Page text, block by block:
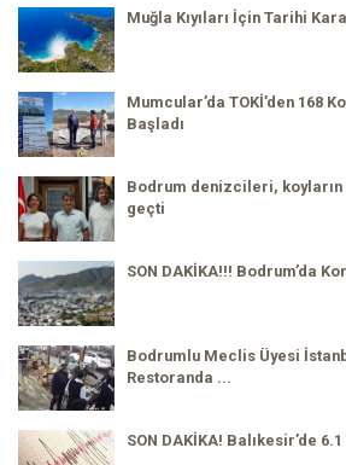
Muğla Kıyıları İçin Tarihi
Mumcular’da TOKİ’den 168
Başladı
Bodrum denizcileri,
geçti
SON DAKİKA!!! Bodrum’da
Bodrumlu Meclis Üyesi
Restoranda ...
SON DAKİKA! Balıkesir’de